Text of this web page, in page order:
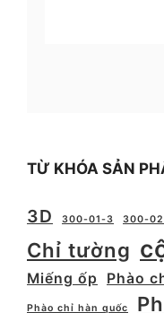
TỪ KHÓA SẢN
3D 300-01-3 300-
Chỉ tường
Miếng ốp
Phào
Phào chỉ hàn quốc